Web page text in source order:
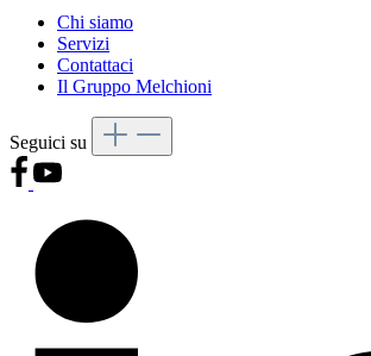
Chi siamo
Servizi
Contattaci
Il Gruppo Melchioni
Seguici su